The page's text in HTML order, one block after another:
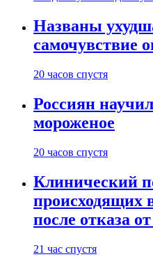
Названы
самочувствие
20 часов спустя
Россиян
мороженое
20 часов спустя
Клинический
происходящих
после отказа
21 час спустя